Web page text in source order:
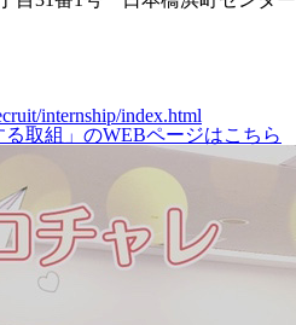
internship/index.html
取組」のWEBページはこちら